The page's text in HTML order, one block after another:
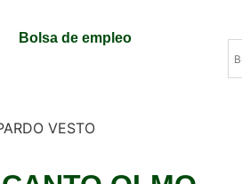
Bolsa de empleo
VESTO